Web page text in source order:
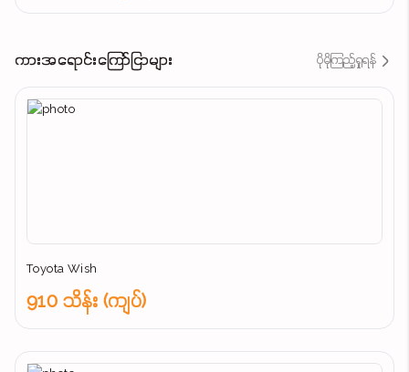
ကားအရောင်းကြော်ငြာများ ပိုမိုကြည့်ရှုရန်
Toyota Wish
910 သိန်း (ကျပ်)